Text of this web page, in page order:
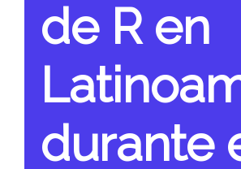
de R en
durante